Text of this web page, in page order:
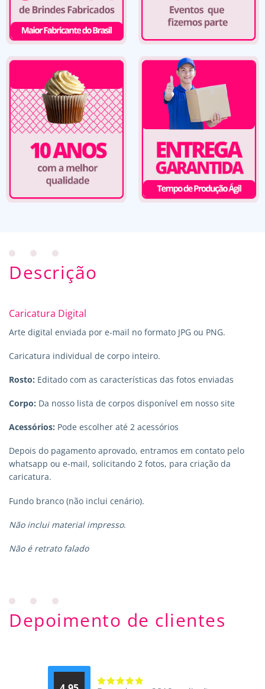
Descrição
Caricatura Digital
Arte digital enviada por e-mail no formato JPG ou PNG.
Caricatura individual de corpo inteiro.
Rosto: Editado com as características das fotos enviadas
Corpo: Da nosso lista de corpos disponível em nosso site
Acessórios: Pode escolher até 2 acessórios
Depois do pagamento aprovado, entramos em contato pelo
whatsapp ou e-mail, solicitando 2 fotos, para criação da
caricatura.
Fundo branco (não inclui cenário).
Não inclui material impresso.
Não é retrato falado
Depoimento de clientes